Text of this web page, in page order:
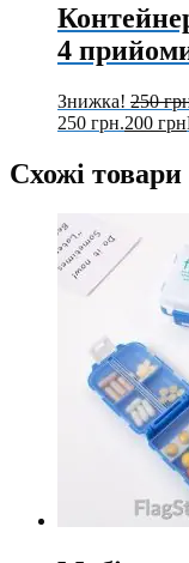
4
Знижка! 250
250 грн.200 грн
Схожі товари